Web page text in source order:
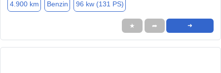
4.900 km Benzin 96 kw (131 PS)
★ ➦ ➜